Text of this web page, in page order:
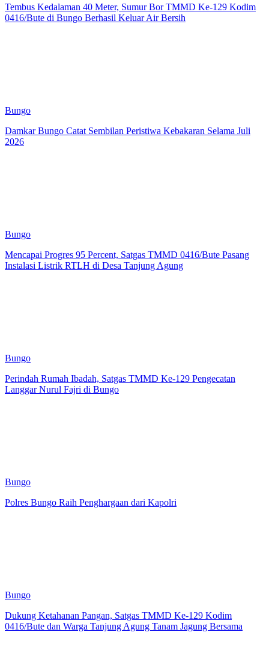
Tembus Kedalaman 40 Meter, Sumur Bor TMMD Ke-129 Kodim
0416/Bute di Bungo Berhasil Keluar Air Bersih
Bungo
Damkar Bungo Catat Sembilan Peristiwa Kebakaran Selama Juli
2026
Bungo
Mencapai Progres 95 Percent, Satgas TMMD 0416/Bute Pasang
Instalasi Listrik RTLH di Desa Tanjung Agung
Bungo
Perindah Rumah Ibadah, Satgas TMMD Ke-129 Pengecatan
Langgar Nurul Fajri di Bungo
Bungo
Polres Bungo Raih Penghargaan dari Kapolri
Bungo
Dukung Ketahanan Pangan, Satgas TMMD Ke-129 Kodim
0416/Bute dan Warga Tanjung Agung Tanam Jagung Bersama